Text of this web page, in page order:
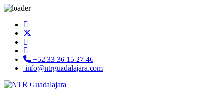
+52 33 36 15 27 46
info@ntrguadalajara.com